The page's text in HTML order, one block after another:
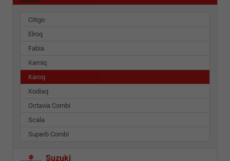
Citigo
Elroq
Fabia
Kamiq
Karoq
Kodiaq
Octavia Combi
Scala
Superb Combi
Suzuki